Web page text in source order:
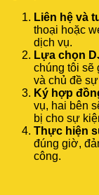
Liên hệ và
thoại hoặc
dịch vụ.
Lựa chọn
chúng tôi sẽ
và chủ đề
Ký hợp
vụ, hai bên
bị cho sự
Thực hiện
đúng giờ,
công.